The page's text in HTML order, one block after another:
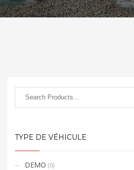
TYPE DE VÉHICULE
DEMO (0)